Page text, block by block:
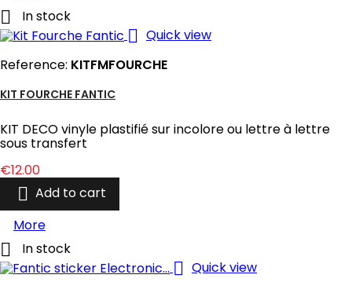
 In stock
 Quick view
Reference: KITFMFOURCHE
KIT FOURCHE FANTIC
KIT DECO vinyle plastifié sur incolore ou lettre à lettre
sous transfert
Price
€12.00
 Add to cart
More
 In stock
 Quick view